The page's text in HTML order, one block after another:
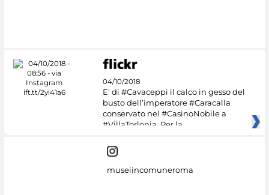
04/10/2018
E' di #Cavaceppi il calco in gesso del
busto dell’imperatore #Caracalla
conservato nel #CasinoNobile a
#VillaTorlonia. Per la
museiincomuneroma